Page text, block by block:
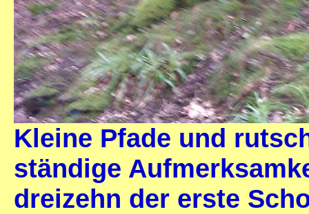
Kleine Pfade und
ständige
dreizehn der erste